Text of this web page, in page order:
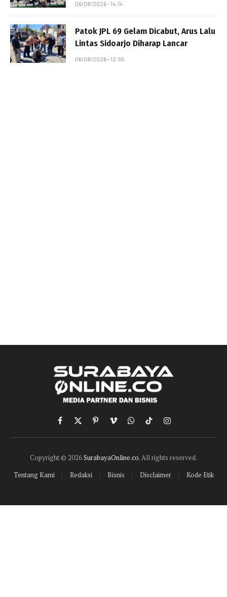
06/08/2026 - 14:14
Patok JPL 69 Gelam Dicabut, Arus Lalu
Lintas Sidoarjo Diharap Lancar
06/08/2026 - 12:55
Facebook
X
(Twitter)
PinterestVimeoWhatsApp
TikTokInstagram
Copyright © 2026SurabayaOnline.co. All rights reserved.
Tentang Kami
Redaksi Bisnis Disclaimer Kode Etik